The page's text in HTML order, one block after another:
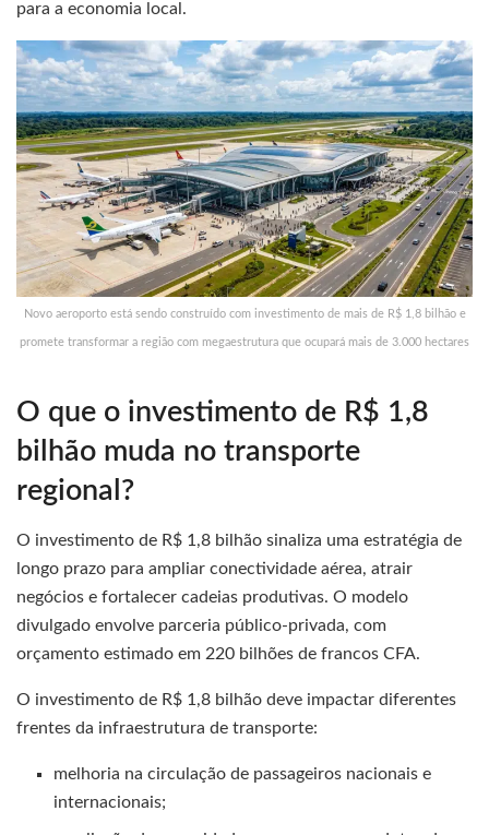
para a economia local.
Novo aeroporto está sendo construído com investimento de mais de R$ 1,8 bilhão e
promete transformar a região com megaestrutura que ocupará mais de 3.000 hectares
O que o investimento de R$ 1,8
bilhão muda no transporte
regional?
O investimento de R$ 1,8 bilhão sinaliza uma estratégia de
longo prazo para ampliar conectividade aérea, atrair
negócios e fortalecer cadeias produtivas. O modelo
divulgado envolve parceria público-privada, com
orçamento estimado em 220 bilhões de francos CFA.
O investimento de R$ 1,8 bilhão deve impactar diferentes
frentes da infraestrutura de transporte:
melhoria na circulação de passageiros nacionais e
internacionais;